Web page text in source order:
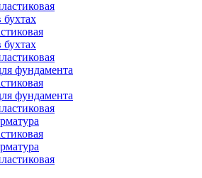
бухтах
фундамента